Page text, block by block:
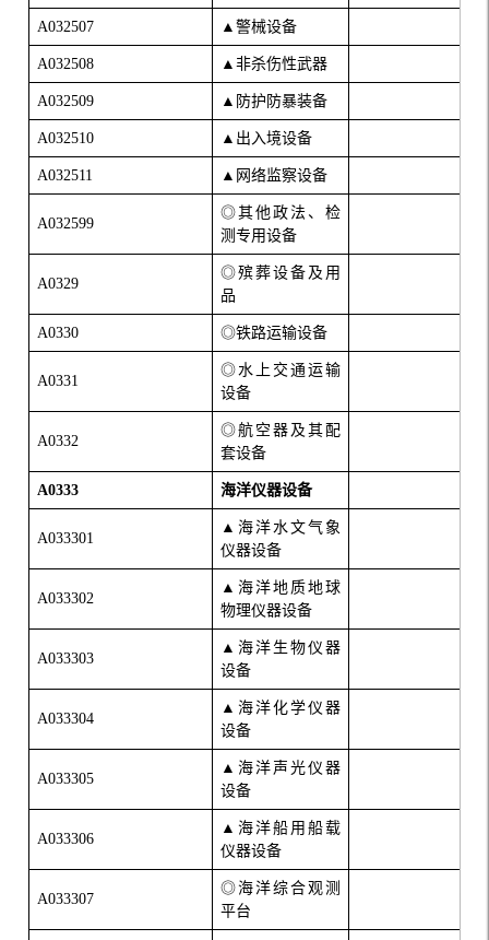
A032507 ▲警械设备
A032508 ▲非杀伤性武器
A032509 ▲防护防暴装备
A032510 ▲出入境设备
A032511 ▲网络监察设备
A032599
◎其他政法、检
测专用设备
A0329
◎殡葬设备及用
品
A0330 ◎铁路运输设备
A0331
◎水上交通运输
设备
A0332
◎航空器及其配
套设备
A0333 海洋仪器设备
A033301
▲海洋水文气象
仪器设备
A033302
▲海洋地质地球
物理仪器设备
A033303
▲海洋生物仪器
设备
A033304
▲海洋化学仪器
设备
A033305
▲海洋声光仪器
设备
A033306
▲海洋船用船载
仪器设备
A033307
◎海洋综合观测
平台